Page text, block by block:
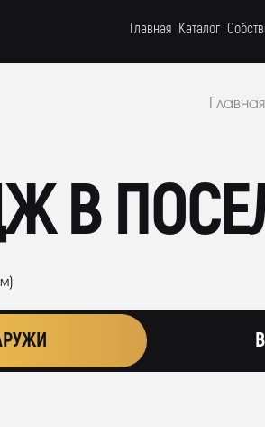
Главная Каталог
Главная
В